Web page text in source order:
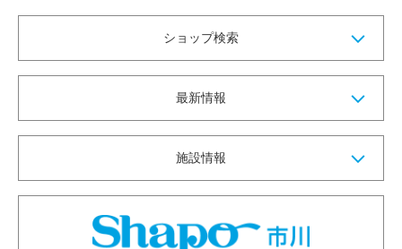
ショップ検索
最新情報
施設情報